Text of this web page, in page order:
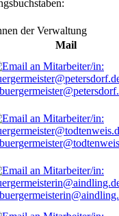
der Verwaltung
Mail